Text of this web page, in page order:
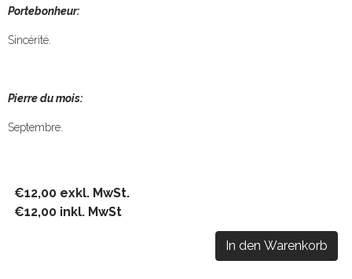
Portebonheur:
Sincérité.
Pierre du mois:
Septembre.
€12,00 exkl. MwSt.
€12,00 inkl. MwSt
In den Warenkorb